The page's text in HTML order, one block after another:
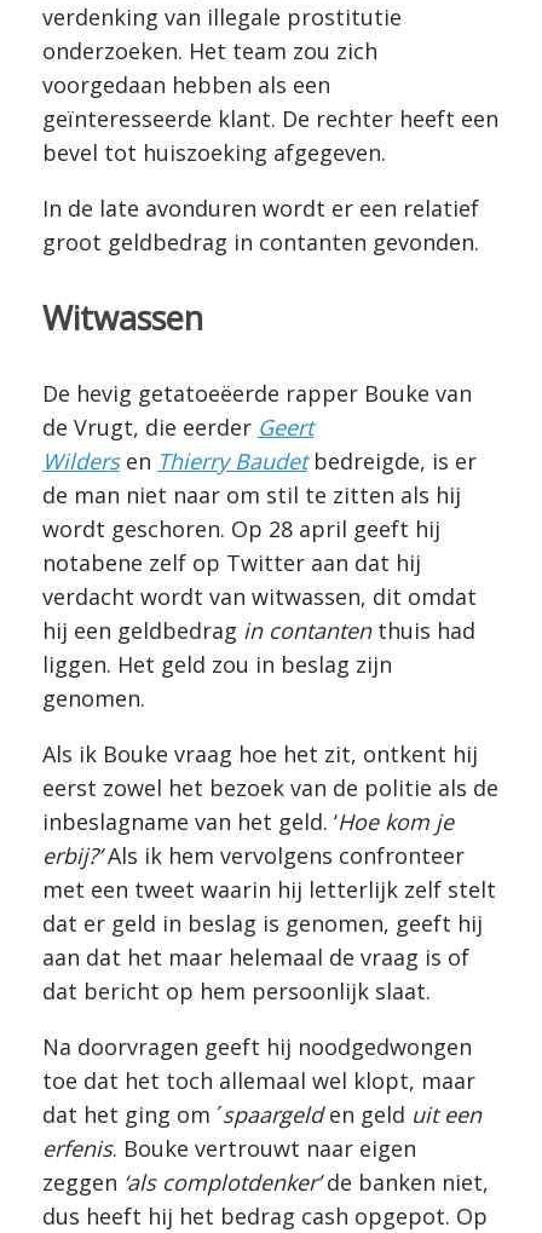
verdenking van illegale prostitutie
onderzoeken. Het team zou zich
voorgedaan hebben als een
geïnteresseerde klant. De rechter heeft een
bevel tot huiszoeking afgegeven.
In de late avonduren wordt er een relatief
groot geldbedrag in contanten gevonden.
Witwassen
De hevig getatoeëerde rapper Bouke van
de Vrugt, die eerder Geert
Wildersen Thierry Baudetbedreigde, is er
de man niet naar om stil te zitten als hij
wordt geschoren. Op 28 april geeft hij
notabene zelf op Twitter aan dat hij
verdacht wordt van witwassen, dit omdat
hij een geldbedrag in contantenthuis had
liggen. Het geld zou in beslag zijn
genomen.
Als ik Bouke vraag hoe het zit, ontkent hij
eerst zowel het bezoek van de politie als de
inbeslagname van het geld. ‘Hoe kom je
erbij?’Als ik hem vervolgens confronteer
met een tweet waarin hij letterlijk zelf stelt
dat er geld in beslag is genomen, geeft hij
aan dat het maar helemaal de vraag is of
dat bericht op hem persoonlijk slaat.
Na doorvragen geeft hij noodgedwongen
toe dat het toch allemaal wel klopt, maar
dat het ging om ´spaargelden geld uit een
erfenis. Bouke vertrouwt naar eigen
zeggen ‘als complotdenker’de banken niet,
dus heeft hij het bedrag cash opgepot. Op